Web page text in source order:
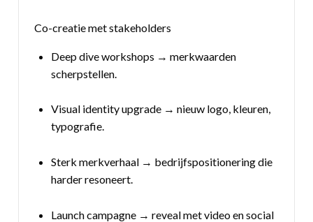
Co-creatie met stakeholders
Deep dive workshops → merkwaarden
scherpstellen.
Visual identity upgrade → nieuw logo, kleuren,
typografie.
Sterk merkverhaal → bedrijfspositionering die
harder resoneert.
Launch campagne → reveal met video en social